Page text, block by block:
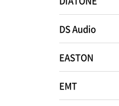
HOME
DS Audio
EASTON
EMT